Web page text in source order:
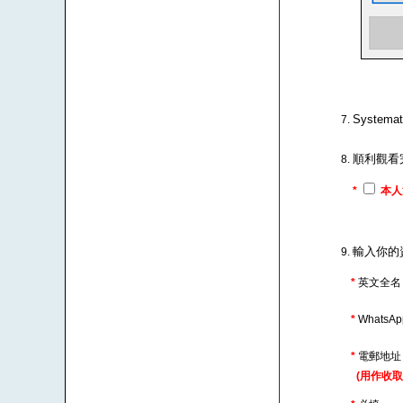
順利觀
* 本
輸入你的
* 英文全
*
* 電郵地
(用作收